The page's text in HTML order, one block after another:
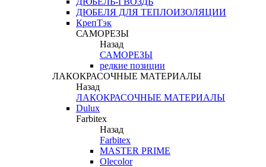
ДЮБЕЛЯ ДЛЯ ТЕПЛОИЗОЛЯЦИИ
КрепТэк
САМОРЕЗЫ
Назад
САМОРЕЗЫ
редкие позиции
ЛАКОКРАСОЧНЫЕ МАТЕРИАЛЫ
Назад
ЛАКОКРАСОЧНЫЕ МАТЕРИАЛЫ
Dulux
Farbitex
Назад
Farbitex
MASTER PRIME
Olecolor